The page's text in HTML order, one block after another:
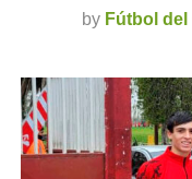
by Fútbol del